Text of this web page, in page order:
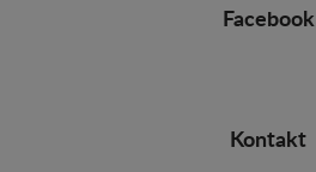
Facebook
Kontakt